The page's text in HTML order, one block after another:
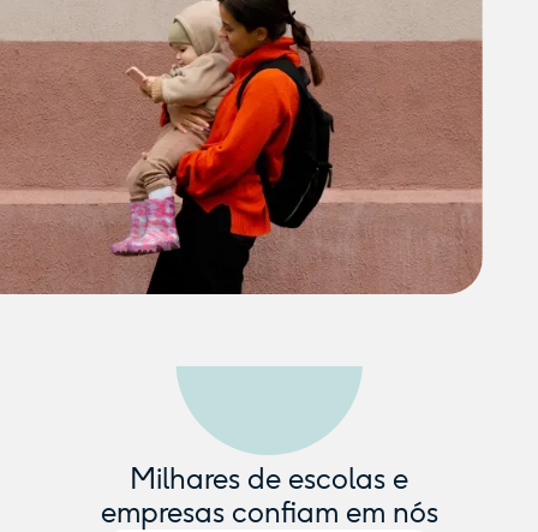
Milhares de escolas e
empresas confiam em nós